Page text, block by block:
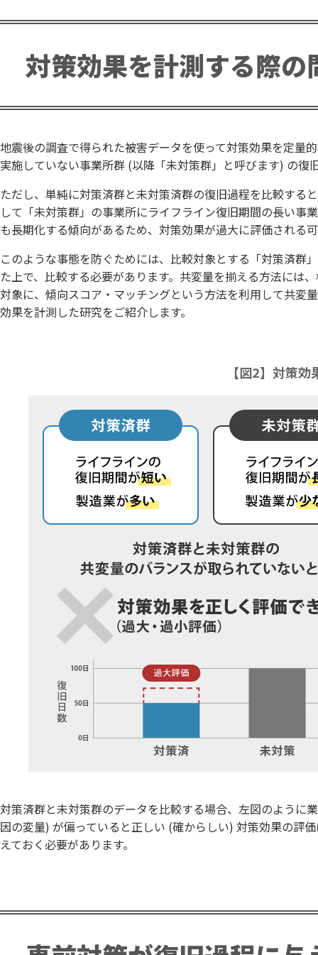
対策効果を計測する際の
地震後の調査で得られた被害データを使って対策効果を定量
実施していない事業所群 (以降「未対策群」と呼びます) の
ただし、単純に対策済群と未対策済群の復旧過程を比較する
して「未対策群」の事業所にライフライン復旧期間の長い
も長期化する傾向があるため、対策効果が過大に評価される
このような事態を防ぐためには、比較対象とする「対策済
た上で、比較する必要があります。共変量を揃える方法には
対象に、傾向スコア・マッチングという方法を利用して共変
効果を計測した研究をご紹介します。
【図2】対策
対策済群と未対策群のデータを比較する場合、左図のように
因の変量) が偏っていると正しい (確からしい) 対策効果の評
えておく必要があります。